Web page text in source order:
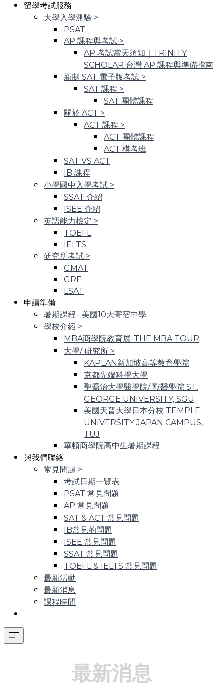
留學考試服務
大學入學測驗 >
PSAT
AP 課程與考試 >
AP 考試當天須知｜TRINITY
SCHOLAR 台灣 AP 課程與準備指南
新制 SAT 電子版考試 >
SAT 課程 >
SAT 團體課程
關於 ACT >
ACT 課程 >
ACT 團體課程
ACT 模考班
SAT VS ACT
IB 課程
小學國中入學考試 >
SSAT 介紹
ISEE 介紹
英語能力檢定 >
TOEFL
IELTS
研究所考試 >
GMAT
GRE
LSAT
申請準備
暑期課程--美國10大寄宿中學
學校介紹 >
MBA商學院教育展-THE MBA TOUR
大學/ 研究所 >
KAPLAN新加坡高等教育學院
京都先端科學大學
聖喬治大學醫學院/ 獸醫學院 ST.
GEORGE UNIVERSITY, SGU
美國天普大學日本分校 TEMPLE
UNIVERSITY JAPAN CAMPUS,
TUJ
華頓商學院高中生暑期課程
與我們聯絡
常見問題 >
考試日期一覽表
PSAT 常見問題
AP 常見問題
SAT & ACT 常見問題
IB常見的問題
ISEE 常見問題
SSAT 常見問題
TOEFL & IELTS 常見問題
最新活動
最新消息
課程時間
最新消息